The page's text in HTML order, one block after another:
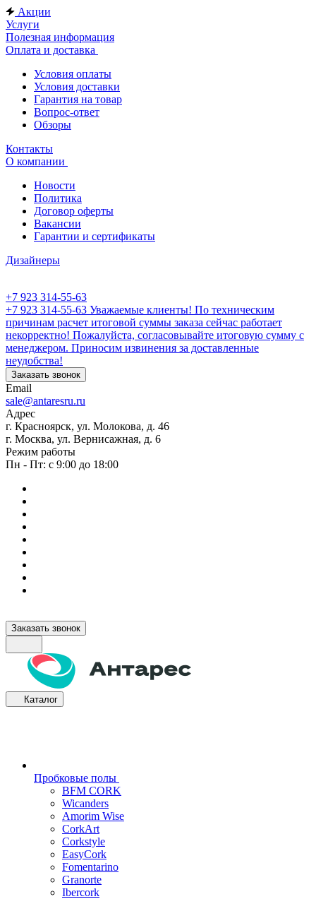
Акции
Услуги
Полезная информация
Оплата и доставка
Условия оплаты
Условия доставки
Гарантия на товар
Вопрос-ответ
Обзоры
Контакты
О компании
Новости
Политика
Договор оферты
Вакансии
Гарантии и сертификаты
Дизайнеры
+7 923 314-55-63
+7 923 314-55-63 Уважаемые клиенты! По техническим
причинам расчет итоговой суммы заказа сейчас работает
некорректно! Пожалуйста, согласовывайте итоговую сумму с
менеджером. Приносим извинения за доставленные
неудобства!
Заказать звонок
Email
sale@antaresru.ru
Адрес
г. Красноярск, ул. Молокова, д. 46
г. Москва, ул. Вернисажная, д. 6
Режим работы
Пн - Пт: с 9:00 до 18:00
Заказать звонок
Каталог
Пробковые полы
BFM CORK
Wicanders
Amorim Wise
CorkArt
Corkstyle
EasyCork
Fomentarino
Granorte
Ibercork